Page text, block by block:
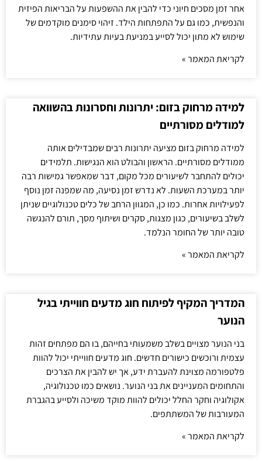
אחר זמן מסכים חיוני כדי להבין את ההשפעות על הבריאות הפיזית
והנפשית, כמו גם על התפתחות הילד. זיהוי סימנים מוקדמים של
שימוש לא מתון יכול לסייע במניעת בעיות עתידיות.
לקריאת המאמר »
למידה מרחוק בזום: יתרונות וחסרונות בהשוואה
למודלים מסורתיים
למידה מרחוק בזום מציעה יתרונות רבים שמבדילים אותה
ממודלים מסורתיים. הראשון והבולט הוא הנגישות. תלמידים
יכולים להתחבר לשיעורים מכל מקום, דבר שמאפשר גמישות רבה
יותר במערכת השעות. לא נדרש זמן נסיעה, מה שמפנה זמן נוסף
לפעילויות אחרות. כמו כן, המגוון הרחב של כלים טכנולוגיים שניתן
לשלב בשיעורים, כגון מצגות, סקרים ושיתוף מסך, תורם להנגשה
טובה יותר של החומר הנלמד.
לקריאת המאמר »
המדריך המקיף לפיתוח חוג מדעים חווייתי בגיל
הנוער
בני הנוער מצויים בשלב משמעותי בחייהם, בו הם מפתחים זהות
עצמית ורוכשים כישורים חדשים. חוג מדעים חווייתי יכול להוות
פלטפורמה מצוינת להעברת ידע, אך יש להבין את הצרכים
והתחומים המעניינים את בני הנוער. נושאים כמו טכנולוגיה,
אקולוגיה וחקר החלל יכולים להוות מוקד משיכה ולסייע בהגברת
המעורבות של המשתתפים.
לקריאת המאמר »